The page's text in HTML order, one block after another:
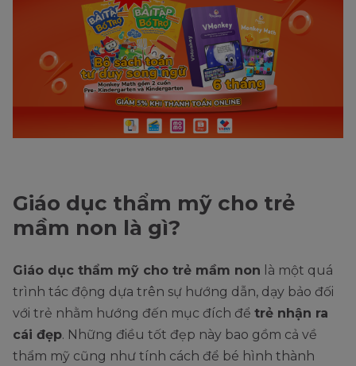
Giáo dục thẩm mỹ cho trẻ
mầm non là gì?
Giáo dục thẩm mỹ cho trẻ mầm non là một quá
trình tác động dựa trên sự hướng dẫn, dạy bảo đối
với trẻ nhằm hướng đến mục đích để trẻ nhận ra
cái đẹp. Những điều tốt đẹp này bao gồm cả về
thẩm mỹ cũng như tính cách để bé hình thành